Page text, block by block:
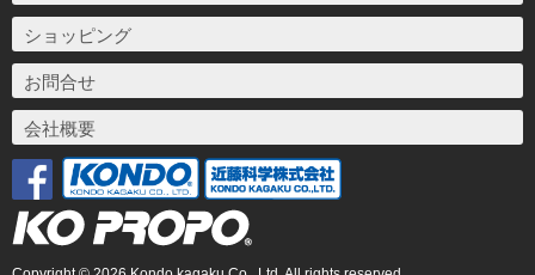
ショッピング
お問合せ
会社概要